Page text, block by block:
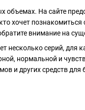
На сайте
хочет
внимание на
несколько серий,
нормальной и
и других средств